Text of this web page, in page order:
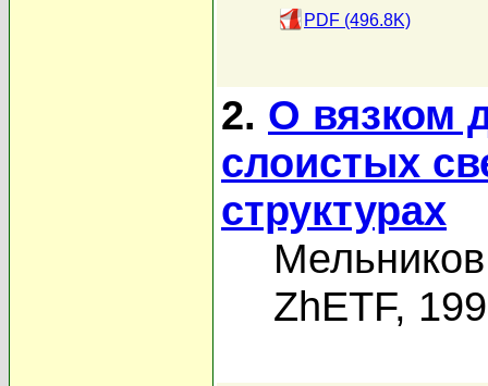
PDF (496.8K)
2. О вязком
слоистых
структурах
ZhETF,